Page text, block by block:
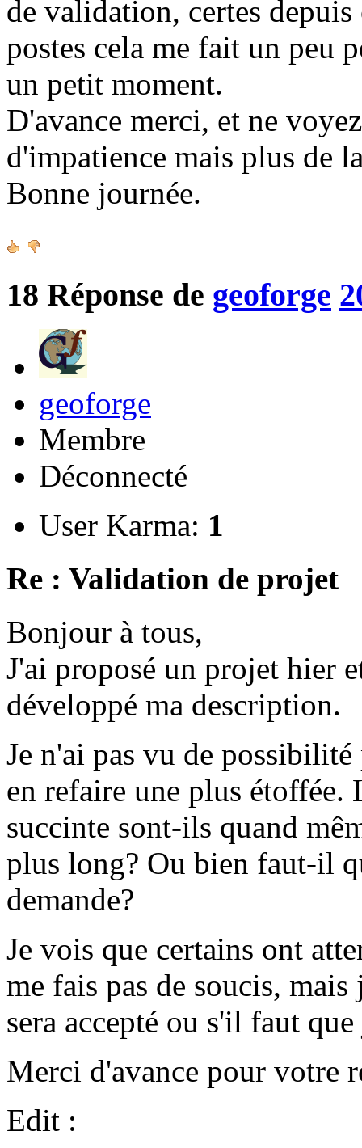
de validation, certes
postes cela me fait un peu
un petit moment.
D'avance merci, et ne
d'impatience mais plus de
Bonne journée.
18 Réponse de geoforge
geoforge
Membre
Déconnecté
User Karma: 1
Re : Validation de projet
Bonjour à tous,
J'ai proposé un projet hier
développé ma description.
Je n'ai pas vu de
en refaire une plus étoffée.
succinte sont-ils quand
plus long? Ou bien faut-il
demande?
Je vois que certains ont
me fais pas de soucis,
sera accepté ou s'il faut
Merci d'avance pour votre
Edit :